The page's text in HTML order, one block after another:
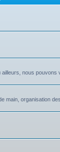
nous pouvons
main, organisation